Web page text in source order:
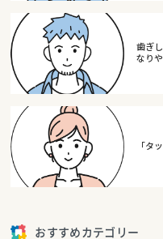
歯ぎ
なり
「タ
おすすめカテゴリー